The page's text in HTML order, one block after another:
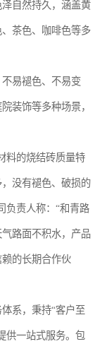
自然持久，涵盖黄
茶色、咖啡色等多
易褪色、不易变
装饰等多种场景，
料的烧结砖质量特
没有褪色、破损的
负责人称：“和青路
路面不积水，产品
的长期合作伙
系，秉持“客户至
供一站式服务。包